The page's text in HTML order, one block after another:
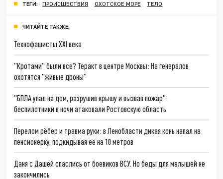
ТЕГИ: ПРОИСШЕСТВИЯ ОХОТСКОЕ МОРЕ ТЕЛО
ЧИТАЙТЕ ТАКЖЕ:
Технофашисты XXI века
"Кротами" были все? Теракт в центре Москвы: На генералов
охотятся "живые дроны"
"БПЛА упал на дом, разрушив крышу и вызвав пожар":
беспилотники в ночи атаковали Ростовскую область
Перелом рёбер и травма руки: в Ленобласти дикая конь напал на
пенсионерку, подкидывая её на 10 метров
Даня с Дашей спаслись от боевиков ВСУ. Но беды для малышей не
закончились